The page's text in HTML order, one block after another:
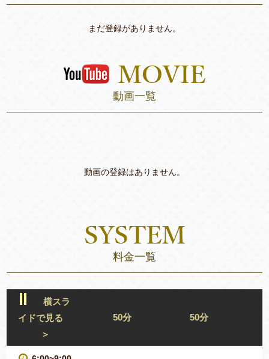
まだ登録がありません。
動画一覧
動画の登録はありません。
料金一覧
横スラ
イドで見る
＞
50分 50分